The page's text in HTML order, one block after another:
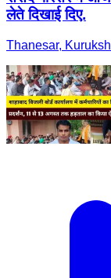
लेते दिखाई दिए.
Thanesar,